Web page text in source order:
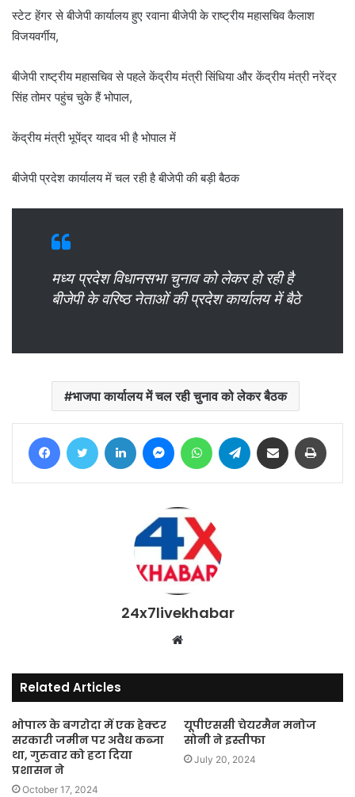
स्टेट हेंगर से बीजेपी कार्यालय हुए रवाना बीजेपी के राष्ट्रीय महासचिव कैलाश
विजयवर्गीय,
बीजेपी राष्ट्रीय महासचिव से पहले केंद्रीय मंत्री सिंधिया और केंद्रीय मंत्री नरेंद्र
सिंह तोमर पहुंच चुके हैं भोपाल,
केंद्रीय मंत्री भूपेंद्र यादव भी है भोपाल में
बीजेपी प्रदेश कार्यालय में चल रही है बीजेपी की बड़ी बैठक
मध्य प्रदेश विधानसभा चुनाव को लेकर हो रही है
बीजेपी के वरिष्ठ नेताओं की प्रदेश कार्यालय में बैठे
भाजपा कार्यालय में चल रही चुनाव को लेकर बैठक
FacebookTwitter LinkedIn MessengerWhatsAppTelegram Share via Email
24x7livekhabar
Website
Related Articles
भोपाल के बगरोदा में एक हेक्टर
सरकारी जमीन पर अवैध कब्जा
था, गुरुवार को हटा दिया
प्रशासन ने
October 17, 2024
यूपीएससी चेयरमैन मनोज
सोनी ने इस्तीफा
July 20, 2024